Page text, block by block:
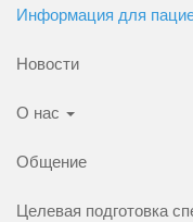
Информация для
Новости
О нас
Общение
Целевая подготовка